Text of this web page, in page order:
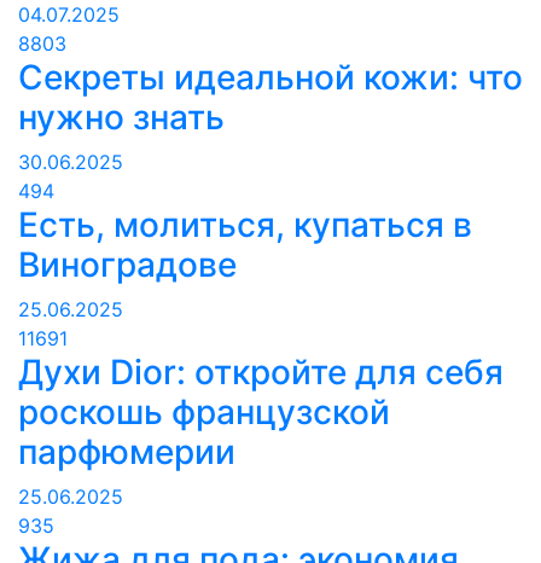
04.07.2025
8803
Секреты идеальной кожи: что
нужно знать
30.06.2025
494
Есть, молиться, купаться в
Виноградове
25.06.2025
11691
Духи Dior: откройте для себя
роскошь французской
парфюмерии
25.06.2025
935